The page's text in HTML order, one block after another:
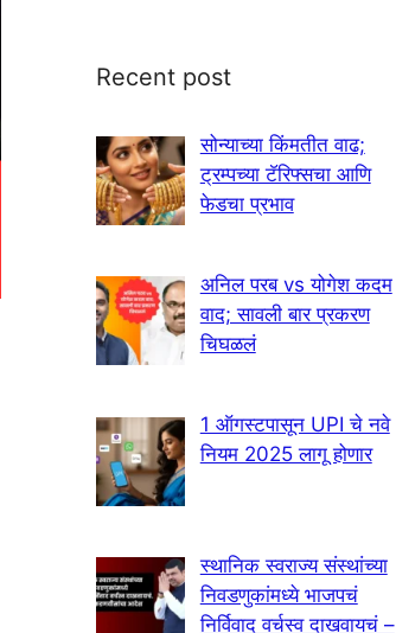
Recent post
सोन्याच्या किंमतीत वाढ;
ट्रम्पच्या टॅरिफ्सचा आणि
फेडचा प्रभाव
अनिल परब vs योगेश कदम
वाद; सावली बार प्रकरण
चिघळलं
1 ऑगस्टपासून UPI चे नवे
नियम 2025 लागू होणार
स्थानिक स्वराज्य संस्थांच्या
निवडणुकांमध्ये भाजपचं
निर्विवाद वर्चस्व दाखवायचं –